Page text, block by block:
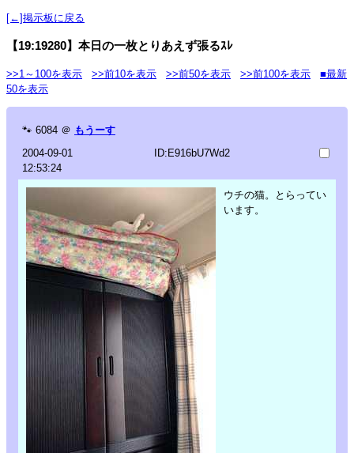
[←]掲示板に戻る
【19:19280】本日の一枚とりあえず張るｽﾚ
>>1～100を表示 >>前10を表示 >>前50を表示 >>前100を表示
■最新
50を表示
🐾 6084 ＠ もうーす
2004-09-01
12:53:24
ID:E916bU7Wd2
ウチの猫。とらってい
います。